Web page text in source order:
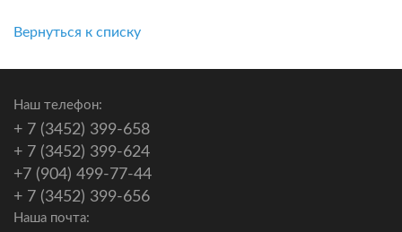
Вернуться к списку
Наш телефон:
+ 7 (3452) 399-658
+ 7 (3452) 399-624
+7 (904) 499-77-44
+ 7 (3452) 399-656
Наша почта: